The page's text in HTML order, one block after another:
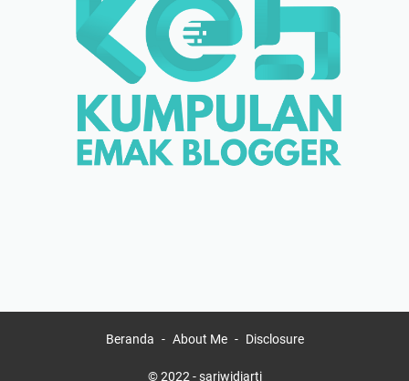
Beranda About Me Disclosure
© 2022 -sariwidiarti